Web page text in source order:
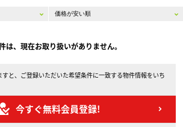
は、現在お取り扱いがありません。
と、ご登録いただいた希望条件に一致する物件情報をいち
今すぐ無料会員登録!